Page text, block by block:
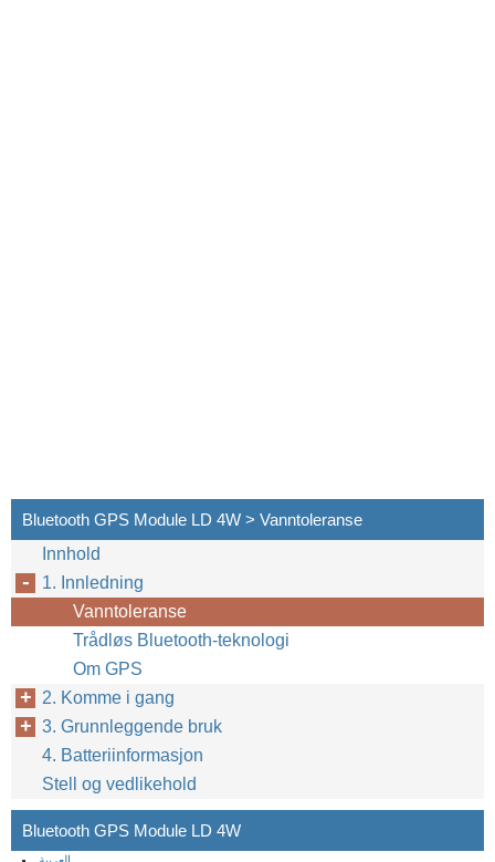
Bluetooth GPS Module LD 4W > Vanntoleranse
Innhold
1. Innledning
Vanntoleranse
Trådløs Bluetooth-teknologi
Om GPS
2. Komme i gang
3. Grunnleggende bruk
4. Batteriinformasjon
Stell og vedlikehold
Bluetooth GPS Module LD 4W